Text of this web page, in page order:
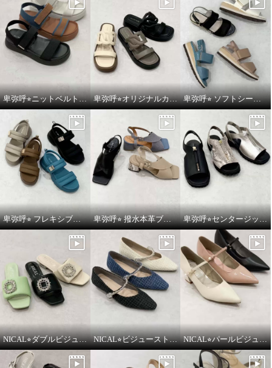
卑弥呼⭐︎ニットベルトスポーツサンダルをご紹介いたします。 卑弥呼⭐︎オリジナルカットワークボリュームソールサンダルをご紹介いたします。 卑弥呼⭐︎ ソフトシープレザーフレキシブルベルトパデットサンダルをご紹介いたします。
卑弥呼⭐︎ フレキシブルベルト厚底パデットサンダルをご紹介いたします。 卑弥呼⭐︎ 撥水本革ブロックヒールカバードクロスサンダルをご紹介いたします。 卑弥呼⭐︎センタージッププラットフォームサンダルをご紹介いたします。
NICAL⭐︎ダブルビジューパデッドミュールサンダルをご紹介いたします。 NICAL⭐︎ビジューストラップツィードパンプスをご紹介いたします。 NICAL⭐︎パールビジュウアクセントメリージェーンパンプスをご紹介いたします。